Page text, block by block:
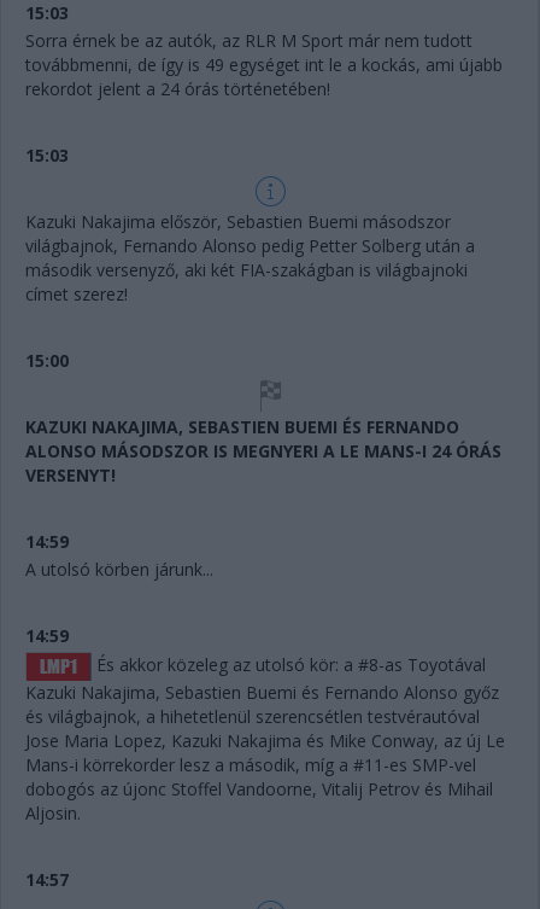
15:03
Sorra érnek be az autók, az RLR M Sport már nem tudott
továbbmenni, de így is 49 egységet int le a kockás, ami újabb
rekordot jelent a 24 órás történetében!
15:03
Kazuki Nakajima először, Sebastien Buemi másodszor
világbajnok, Fernando Alonso pedig Petter Solberg után a
második versenyző, aki két FIA-szakágban is világbajnoki
címet szerez!
15:00
KAZUKI NAKAJIMA, SEBASTIEN BUEMI ÉS FERNANDO
ALONSO MÁSODSZOR IS MEGNYERI A LE MANS-I 24 ÓRÁS
VERSENYT!
14:59
A utolsó körben járunk...
14:59
És akkor közeleg az utolsó kör: a #8-as Toyotával
Kazuki Nakajima, Sebastien Buemi és Fernando Alonso győz
és világbajnok, a hihetetlenül szerencsétlen testvérautóval
Jose Maria Lopez, Kazuki Nakajima és Mike Conway, az új Le
Mans-i körrekorder lesz a második, míg a #11-es SMP-vel
dobogós az újonc Stoffel Vandoorne, Vitalij Petrov és Mihail
Aljosin.
14:57